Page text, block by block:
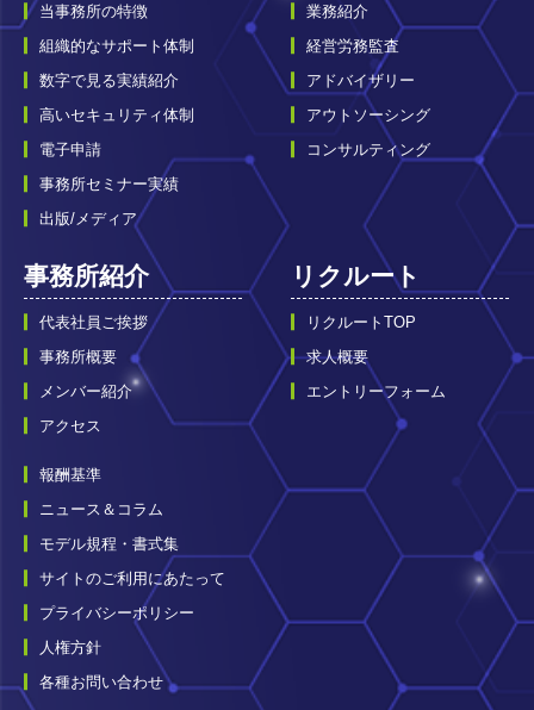
当事務所の特徴
組織的なサポート体制
数字で見る実績紹介
高いセキュリティ体制
電子申請
事務所セミナー実績
出版/メディア
業務紹介
経営労務監査
アドバイザリー
アウトソーシング
コンサルティング
事務所紹介
代表社員ご挨拶
事務所概要
メンバー紹介
アクセス
リクルート
リクルートTOP
求人概要
エントリーフォーム
報酬基準
ニュース＆コラム
モデル規程・書式集
サイトのご利用にあたって
プライバシーポリシー
人権方針
各種お問い合わせ